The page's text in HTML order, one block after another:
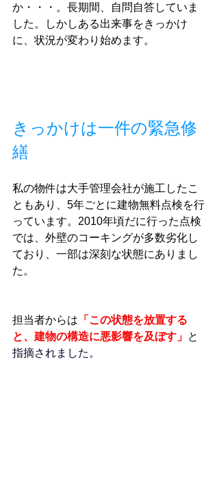
か・・・。長期間、自問自答していま
した。しかしある出来事をきっかけ
に、状況が変わり始めます。
きっかけは一件の緊急修
繕
私の物件は大手管理会社が施工したこ
ともあり、5年ごとに建物無料点検を行
っています。2010年頃だに行った点検
では、外壁のコーキングが多数劣化し
ており、一部は深刻な状態にありまし
た。
担当者からは 「この状態を放置する
と、建物の構造に悪影響を及ぼす」 と
指摘されました。